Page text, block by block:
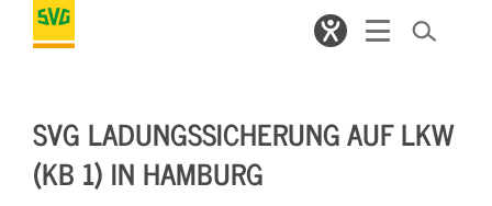
SVG LADUNGSSICHERUNG AUF LKW
(KB 1) IN HAMBURG